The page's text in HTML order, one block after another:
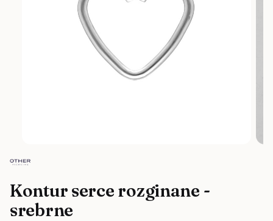
Kontur serce rozginane -
srebrne